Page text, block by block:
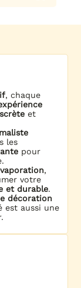
, chaque
et
les
pour
,
votre
et durable.
décoration
est aussi une